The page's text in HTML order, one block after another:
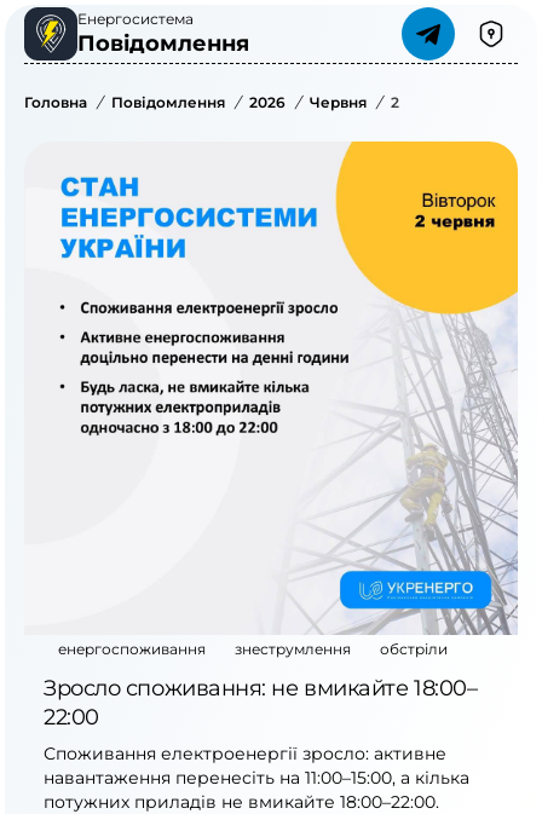
Енергосистема
Повідомлення
Головна / Повідомлення / 2026 / Червня / 2
енергоспоживання знеструмлення обстріли
Зросло споживання: не вмикайте 18:00–
22:00
Споживання електроенергії зросло: активне
навантаження перенесіть на 11:00–15:00, а кілька
потужних приладів не вмикайте 18:00–22:00.